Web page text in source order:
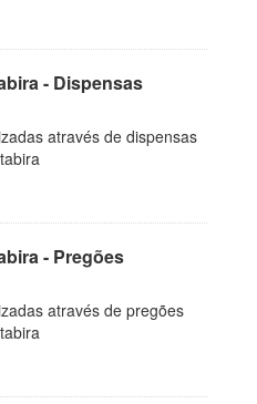
- Dispensas
através de dispensas
- Pregões
através de pregões